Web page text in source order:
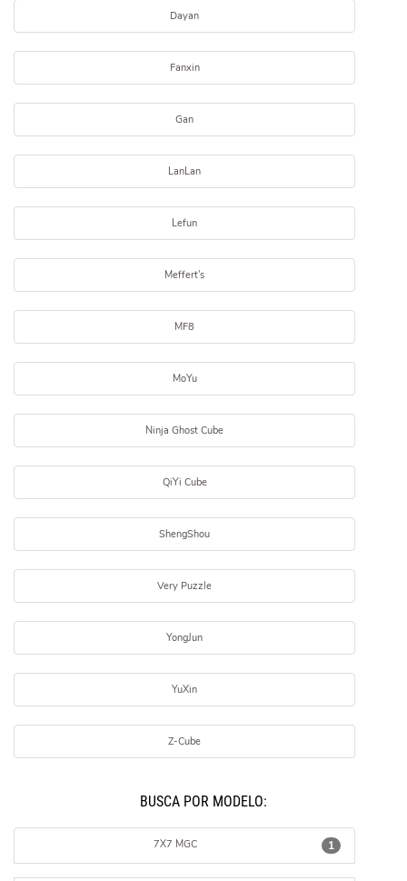
Dayan
Fanxin
Gan
LanLan
Lefun
Meffert's
MF8
MoYu
Ninja Ghost Cube
QiYi Cube
ShengShou
Very Puzzle
YongJun
YuXin
Z-Cube
BUSCÁ POR MODELO:
1
7X7 MGC